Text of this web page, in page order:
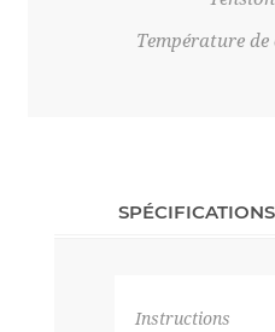
Température
Instructions